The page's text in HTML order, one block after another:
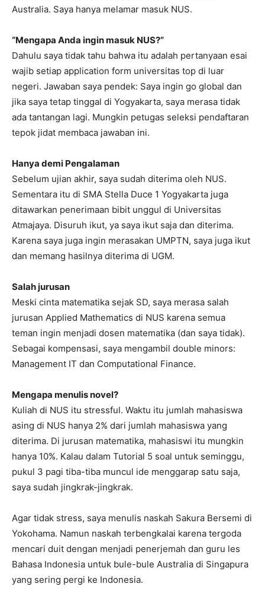
Australia. Saya hanya melamar masuk NUS.
“Mengapa Anda ingin masuk NUS?”
Dahulu saya tidak tahu bahwa itu adalah pertanyaan esai
wajib setiap application form universitas top di luar
negeri. Jawaban saya pendek: Saya ingin go global dan
jika saya tetap tinggal di Yogyakarta, saya merasa tidak
ada tantangan lagi. Mungkin petugas seleksi pendaftaran
tepok jidat membaca jawaban ini.
Hanya demi Pengalaman
Sebelum ujian akhir, saya sudah diterima oleh NUS.
Sementara itu di SMA Stella Duce 1 Yogyakarta juga
ditawarkan penerimaan bibit unggul di Universitas
Atmajaya. Disuruh ikut, ya saya ikut saja dan diterima.
Karena saya juga ingin merasakan UMPTN, saya juga ikut
dan memang hasilnya diterima di UGM.
Salah jurusan
Meski cinta matematika sejak SD, saya merasa salah
jurusan Applied Mathematics di NUS karena semua
teman ingin menjadi dosen matematika (dan saya tidak).
Sebagai kompensasi, saya mengambil double minors:
Management IT dan Computational Finance.
Mengapa menulis novel?
Kuliah di NUS itu stressful. Waktu itu jumlah mahasiswa
asing di NUS hanya 2% dari jumlah mahasiswa yang
diterima. Di jurusan matematika, mahasiswi itu mungkin
hanya 10%. Kalau dalam Tutorial 5 soal untuk seminggu,
pukul 3 pagi tiba-tiba muncul ide menggarap satu saja,
saya sudah jingkrak-jingkrak.
Agar tidak stress, saya menulis naskah Sakura Bersemi di
Yokohama. Namun naskah terbengkalai karena tergoda
mencari duit dengan menjadi penerjemah dan guru les
Bahasa Indonesia untuk bule-bule Australia di Singapura
yang sering pergi ke Indonesia.